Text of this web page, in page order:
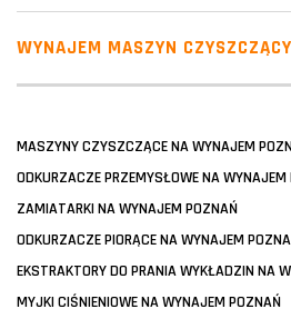
WYNAJEM MASZYN
MASZYNY CZYSZCZĄCE NA WYNAJEM
ODKURZACZE PRZEMYSŁOWE NA
ZAMIATARKI NA WYNAJEM POZNAŃ
ODKURZACZE PIORĄCE NA WYNAJEM
EKSTRAKTORY DO PRANIA WYKŁADZIN NA
MYJKI CIŚNIENIOWE NA WYNAJEM POZNAŃ